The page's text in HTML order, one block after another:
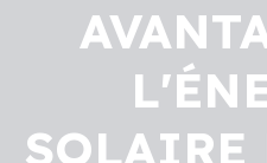
SOLAIRE